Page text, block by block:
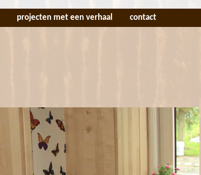
projecten met een verhaal contact